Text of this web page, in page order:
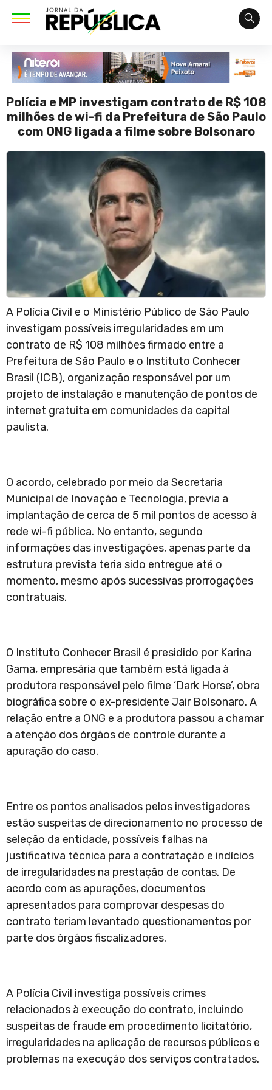
Polícia e MP investigam contrato de R$ 108
milhões de wi-fi da Prefeitura de São Paulo
com ONG ligada a filme sobre Bolsonaro
A Polícia Civil e o Ministério Público de São Paulo
investigam possíveis irregularidades em um
contrato de R$ 108 milhões firmado entre a
Prefeitura de São Paulo e o Instituto Conhecer
Brasil (ICB), organização responsável por um
projeto de instalação e manutenção de pontos de
internet gratuita em comunidades da capital
paulista.
O acordo, celebrado por meio da Secretaria
Municipal de Inovação e Tecnologia, previa a
implantação de cerca de 5 mil pontos de acesso à
rede wi-fi pública. No entanto, segundo
informações das investigações, apenas parte da
estrutura prevista teria sido entregue até o
momento, mesmo após sucessivas prorrogações
contratuais.
O Instituto Conhecer Brasil é presidido por Karina
Gama, empresária que também está ligada à
produtora responsável pelo filme ‘Dark Horse’, obra
biográfica sobre o ex-presidente Jair Bolsonaro. A
relação entre a ONG e a produtora passou a chamar
a atenção dos órgãos de controle durante a
apuração do caso.
Entre os pontos analisados pelos investigadores
estão suspeitas de direcionamento no processo de
seleção da entidade, possíveis falhas na
justificativa técnica para a contratação e indícios
de irregularidades na prestação de contas. De
acordo com as apurações, documentos
apresentados para comprovar despesas do
contrato teriam levantado questionamentos por
parte dos órgãos fiscalizadores.
A Polícia Civil investiga possíveis crimes
relacionados à execução do contrato, incluindo
suspeitas de fraude em procedimento licitatório,
irregularidades na aplicação de recursos públicos e
problemas na execução dos serviços contratados.